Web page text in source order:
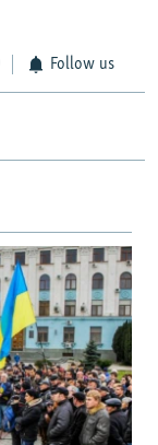
Follow us